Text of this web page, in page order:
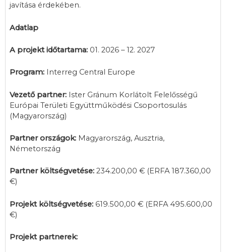
javítása érdekében.
Adatlap
A projekt időtartama: 01. 2026 – 12. 2027
Program: Interreg Central Europe
Vezető partner: Ister Gránum Korlátolt Felelősségű
Európai Területi Együttműködési Csoportosulás
(Magyarország)
Partner országok: Magyarország, Ausztria,
Németország
Partner költségvetése: 234.200,00 € (ERFA 187.360,00
€)
Projekt költségvetése: 619.500,00 € (ERFA 495.600,00
€)
Projekt partnerek: